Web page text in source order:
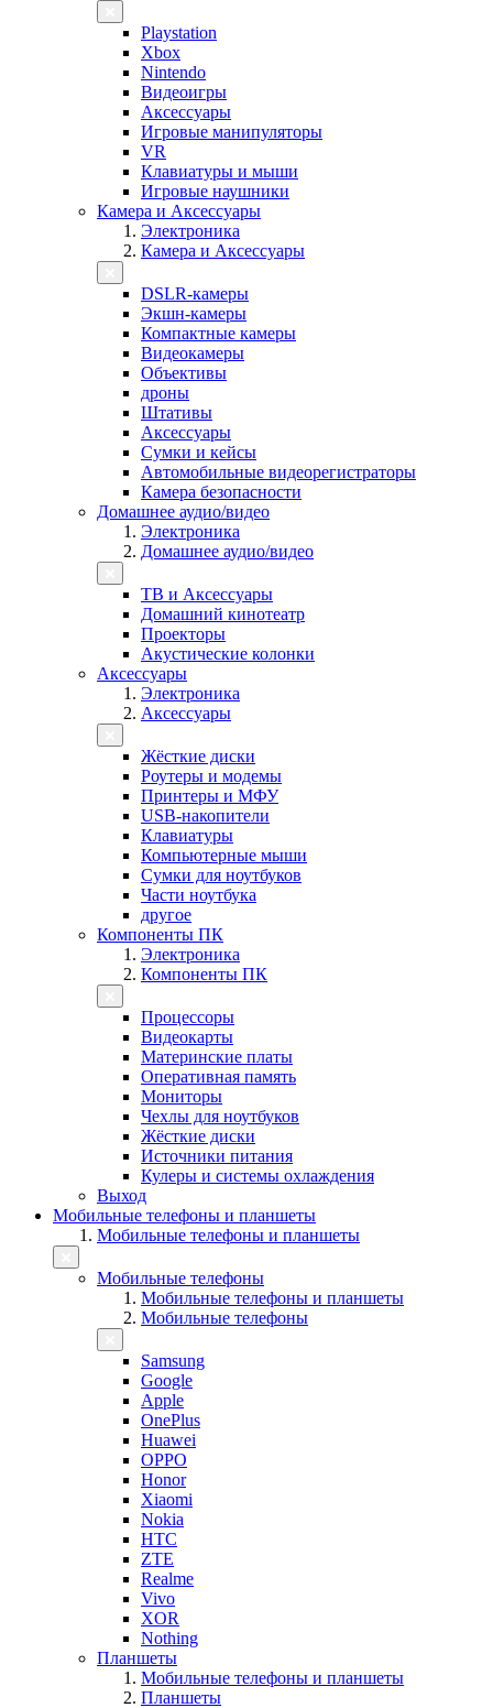
Playstation
Xbox
Nintendo
Видеоигры
Аксессуары
Игровые манипуляторы
VR
Клавиатуры и мыши
Игровые наушники
Камера и Аксессуары
Электроника
Камера и Аксессуары
DSLR-камеры
Экшн-камеры
Компактные камеры
Видеокамеры
Объективы
дроны
Штативы
Аксессуары
Сумки и кейсы
Автомобильные видеорегистраторы
Камера безопасности
Домашнее аудио/видео
Электроника
Домашнее аудио/видео
ТВ и Аксессуары
Домашний кинотеатр
Проекторы
Акустические колонки
Аксессуары
Электроника
Аксессуары
Жёсткие диски
Роутеры и модемы
Принтеры и МФУ
USB-накопители
Клавиатуры
Компьютерные мыши
Сумки для ноутбуков
Части ноутбука
другое
Компоненты ПК
Электроника
Компоненты ПК
Процессоры
Видеокарты
Материнские платы
Оперативная память
Мониторы
Чехлы для ноутбуков
Жёсткие диски
Источники питания
Кулеры и системы охлаждения
Выход
Мобильные телефоны и планшеты
Мобильные телефоны и планшеты
Мобильные телефоны
Мобильные телефоны и планшеты
Мобильные телефоны
Samsung
Google
Apple
OnePlus
Huawei
OPPO
Honor
Xiaomi
Nokia
HTC
ZTE
Realme
Vivo
XOR
Nothing
Планшеты
Мобильные телефоны и планшеты
Планшеты